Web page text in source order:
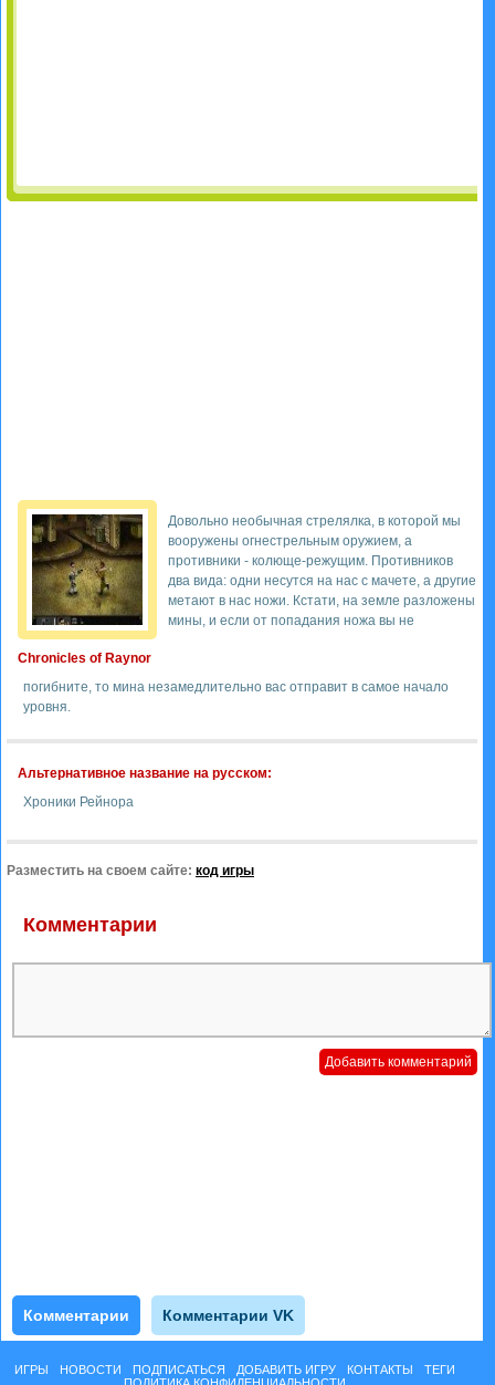
Chronicles of Raynor
Довольно необычная стрелялка, в которой мы
вооружены огнестрельным оружием, а
противники - колюще-режущим. Противников
два вида: одни несутся на нас с мачете, а другие
метают в нас ножи. Кстати, на земле разложены
мины, и если от попадания ножа вы не
погибните, то мина незамедлительно вас отправит в самое начало
уровня.
Альтернативное название на русском:
Хроники Рейнора
Разместить на своем сайте: код игры
Комментарии
Комментарии Комментарии VK
ИГРЫ НОВОСТИ ПОДПИСАТЬСЯ ДОБАВИТЬ ИГРУ КОНТАКТЫ
ТЕГИ